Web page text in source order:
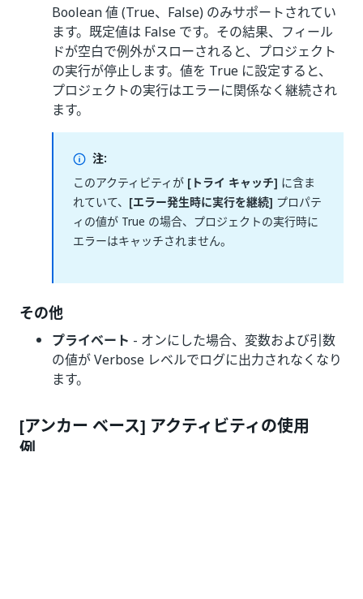
Boolean 値 (True、False) のみサポートされてい
ます。既定値は False です。その結果、フィール
ドが空白で例外がスローされると、プロジェクト
の実行が停止します。値を True に設定すると、
プロジェクトの実行はエラーに関係なく継続され
ます。
注:
このアクティビティが [トライ キャッチ] に含ま
れていて、 [エラー発生時に実行を継続] プロパテ
ィの値が True の場合、プロジェクトの実行時に
エラーはキャッチされません。
その他
プライベート - オンにした場合、変数および引数
の値が Verbose レベルでログに出力されなくなり
ます。
[アンカー ベース] アクティビティの使用
例